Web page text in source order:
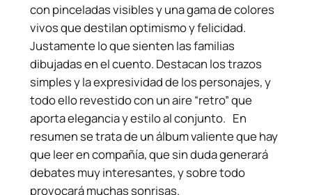
con pinceladas visibles y una gama de colores
vivos que destilan optimismo y felicidad.
Justamente lo que sienten las familias
dibujadas en el cuento. Destacan los trazos
simples y la expresividad de los personajes, y
todo ello revestido con un aire “retro” que
aporta elegancia y estilo al conjunto. En
resumen se trata de un álbum valiente que hay
que leer en compañía, que sin duda generará
debates muy interesantes, y sobre todo
provocará muchas sonrisas.